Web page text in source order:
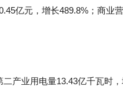
亿元，增长489.8%；商业
产业用电量13.43亿千瓦时